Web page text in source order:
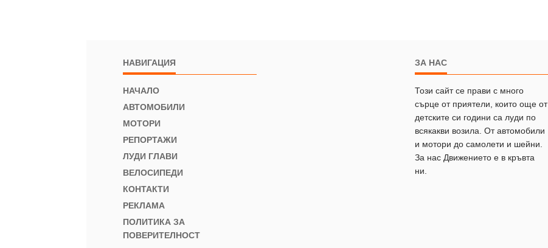
НАВИГАЦИЯ
НАЧАЛО
АВТОМОБИЛИ
МОТОРИ
РЕПОРТАЖИ
ЛУДИ ГЛАВИ
ВЕЛОСИПЕДИ
КОНТАКТИ
РЕКЛАМА
ПОЛИТИКА ЗА
ПОВЕРИТЕЛНОСТ
ЗА НАС
Този сайт се прави с много
сърце от приятели, които още от
детските си години са луди по
всякакви возила. От автомобили
и мотори до самолети и шейни.
За нас Движението е в кръвта
ни.